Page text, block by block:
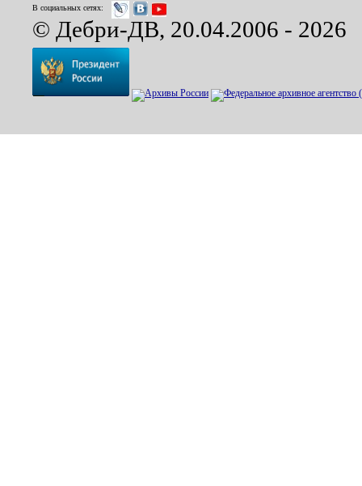
В социальных сетях:
© Дебри-ДВ, 20.04.2006 - 2026